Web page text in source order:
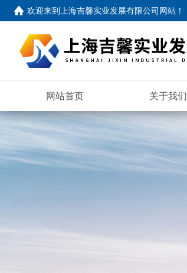
欢迎来到 上海吉馨实业发展有限公司网站 ！
网站首页 关于我们